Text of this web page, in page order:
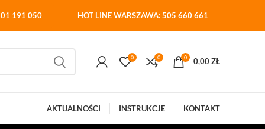
191 050 HOT LINE WARSZAWA: 505 660 661
0 0 0 0,00ZŁ
AKTUALNOŚCI INSTRUKCJE KONTAKT